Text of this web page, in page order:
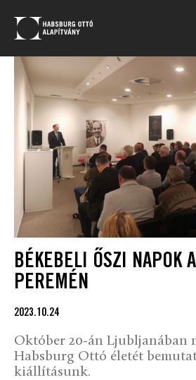
BÉKEBELI ŐSZI NAPOK
PEREMÉN
2023.10.24
Október 20-án Ljubljanában
Habsburg Ottó életét
kiállításunk.